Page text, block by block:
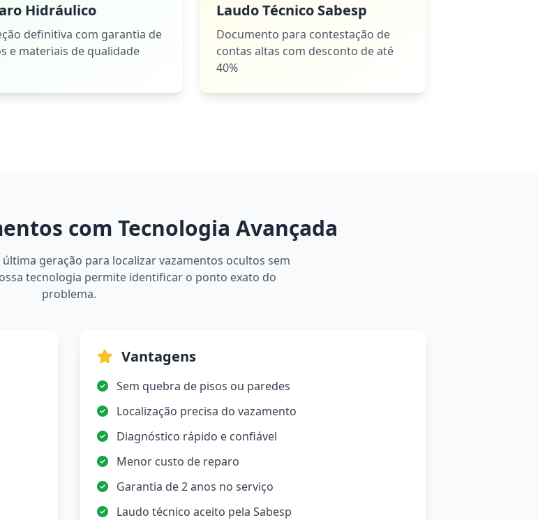
Hidráulico
definitiva com garantia de
e materiais de qualidade
Laudo Técnico Sabesp
Documento para contestação de
contas altas com desconto de até
40%
com Tecnologia Avançada
geração para localizar vazamentos ocultos sem
tecnologia permite identificar o ponto exato do
problema.
Vantagens
Sem quebra de pisos ou paredes
Localização precisa do vazamento
Diagnóstico rápido e confiável
Menor custo de reparo
Garantia de 2 anos no serviço
Laudo técnico aceito pela Sabesp